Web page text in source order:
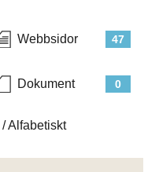
47
Webbsidor
0
Dokument
/Alfabetiskt